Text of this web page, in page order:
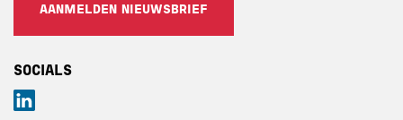
AANMELDEN NIEUWSBRIEF
SOCIALS